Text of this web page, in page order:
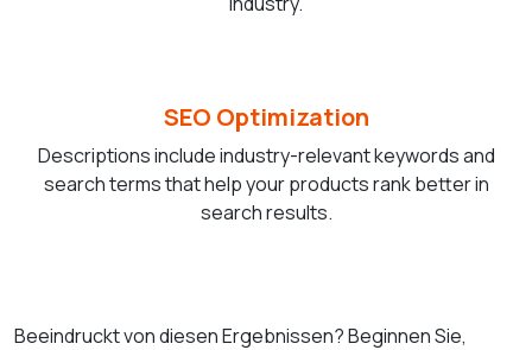
SEO Optimization
Descriptions include industry-relevant keywords and
search terms that help your products rank better in
search results.
Beeindruckt von diesen Ergebnissen? Beginnen Sie,